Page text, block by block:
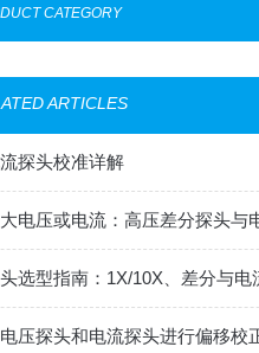
CATEGORY
ARTICLES
探头校准详解
压探头和电流探头进行偏移校